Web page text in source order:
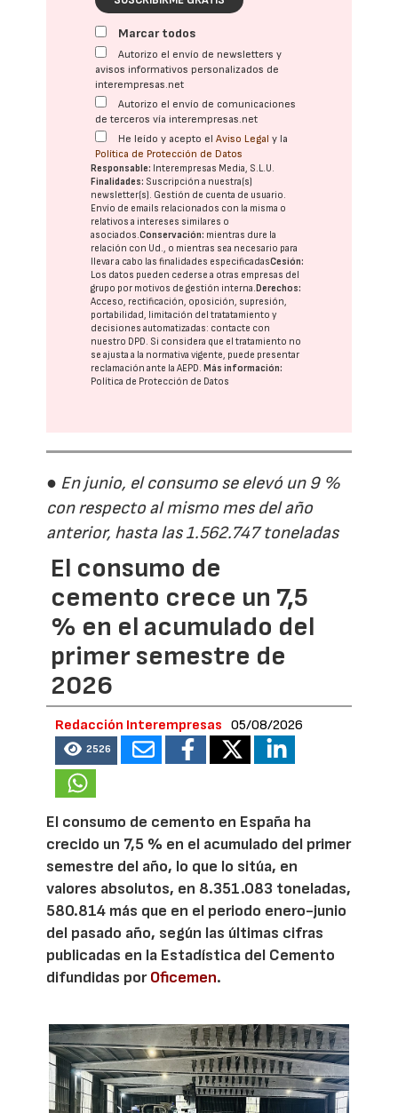
Marcar todos
Autorizo el envío de newsletters y
avisos informativos personalizados de
interempresas.net
Autorizo el envío de comunicaciones
de terceros vía interempresas.net
He leído y acepto elAviso Legal y la
Política de Protección de Datos
Responsable: Interempresas Media, S.L.U.
Finalidades: Suscripción a nuestra(s)
newsletter(s). Gestión de cuenta de usuario.
Envío de emails relacionados con la misma o
relativos a intereses similares o
asociados.Conservación: mientras dure la
relación con Ud., o mientras sea necesario para
llevar a cabo las finalidades especificadasCesión:
Los datos pueden cederse a otras empresas del
grupo por motivos de gestión interna.Derechos:
Acceso, rectificación, oposición, supresión,
portabilidad, limitación del tratatamiento y
decisiones automatizadas: contacte con
nuestro DPD. Si considera que el tratamiento no
se ajusta a la normativa vigente, puede presentar
reclamación ante laAEPD.Más información:
Política de Protección de Datos
● En junio, el consumo se elevó un 9 %
con respecto al mismo mes del año
anterior, hasta las 1.562.747 toneladas
El consumo de
cemento crece un 7,5
% en el acumulado del
primer semestre de
2026
Redacción Interempresas 05/08/2026
2526
El consumo de cemento en España ha
crecido un 7,5 % en el acumulado del primer
semestre del año, lo que lo sitúa, en
valores absolutos, en 8.351.083 toneladas,
580.814 más que en el periodo enero-junio
del pasado año, según las últimas cifras
publicadas en la Estadística del Cemento
difundidas porOficemen.